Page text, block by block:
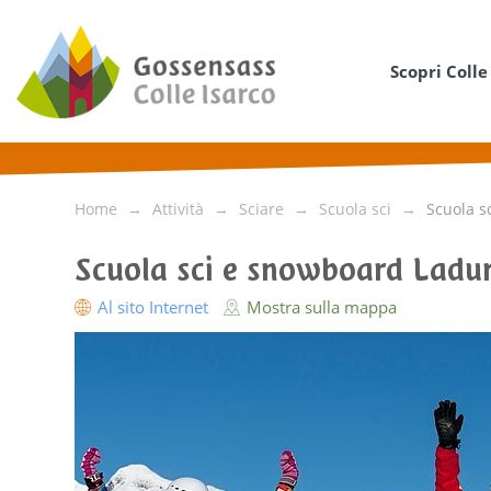
Scopri
Home Attività Sciare Scuola sci Scuola
Scuola sci e snowboard
Al sito Internet Mostra sulla mappa